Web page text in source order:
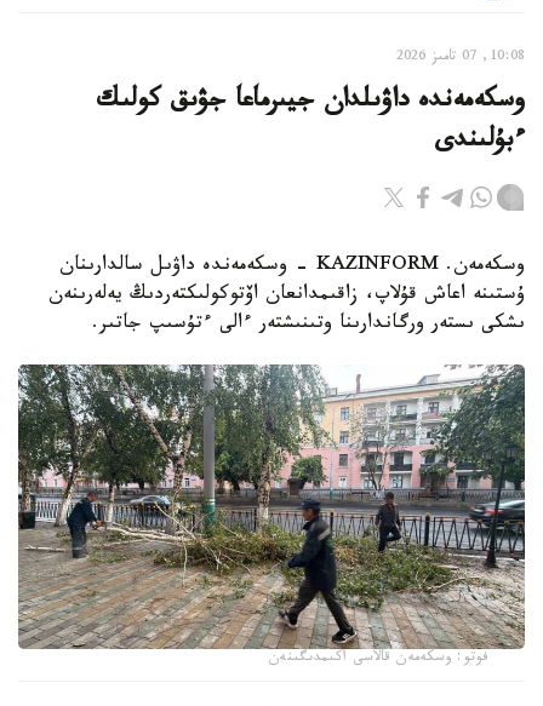
10:08, 07 تامىز 2026
وسكەمەندە داۋىلدان جيىرماعا جۋىق كولىك
ءبۇلىندى
وسكەمەن. KAZINFORM - وسكەمەندە داۋىل سالدارىنان
ۇستىنە اعاش قۇلاپ، زاقىمدانعان اۆتوكولىكتەردىڭ يەلەرىنەن
ىشكى ىستەر ورگاندارىنا وتىنىشتەر ءالى ءتۇسىپ جاتىر.
فوتو: وسكەمەن قالاسى اكىمدىگىنەن